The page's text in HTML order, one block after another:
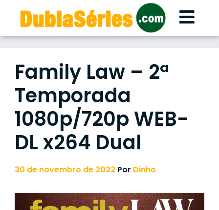
content
Family Law – 2ª
Temporada
1080p/720p WEB-
DL x264 Dual
30 de novembro de 2022 Por Dinho